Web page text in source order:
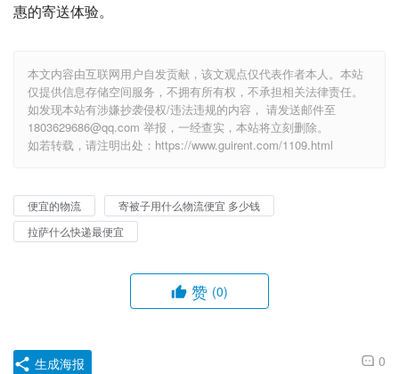
惠的寄送体验。
本文内容由互联网用户自发贡献，该文观点仅代表作者本人。本站
仅提供信息存储空间服务，不拥有所有权，不承担相关法律责任。
如发现本站有涉嫌抄袭侵权/违法违规的内容， 请发送邮件至
1803629686@qq.com 举报，一经查实，本站将立刻删除。
如若转载，请注明出处：https://www.guirent.com/1109.html
便宜的物流
寄被子用什么物流便宜 多少钱
拉萨什么快递最便宜
赞 (0)
0
生成海报